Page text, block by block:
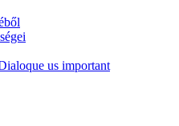
us important